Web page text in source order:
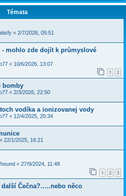
Témata
« 2/7/2026, 05:51
- mohlo zde dojít k průmyslové
« 10/6/2026, 13:07
1 2
bomby
« 2/3/2026, 22:50
vodíka a ionizovanej vody
« 12/4/2025, 20:34
« 22/1/2025, 16:21
« 27/9/2024, 11:48
1 2 3
další Čečna?…..nebo něco